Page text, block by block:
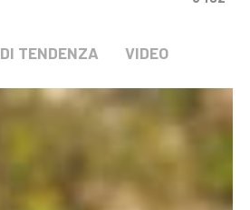
DI TENDENZA VIDEO